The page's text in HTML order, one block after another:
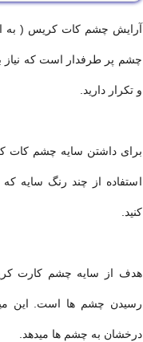
چشم پر طرفدار است که نیاز
و تکرار دارید.
برای داشتن سایه چشم کات
استفاده از چند رنگ سایه
کنید.
هدف از سایه چشم کارت
رسیدن چشم ها است. این
درخشان به چشم ها میدهد.